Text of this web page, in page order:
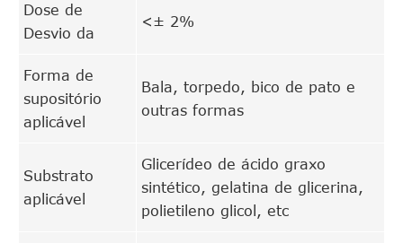
Dose de
Desvio da
<± 2%
Forma de
supositório
aplicável
Bala, torpedo, bico de pato e
outras formas
Substrato
aplicável
Glicerídeo de ácido graxo
sintético, gelatina de glicerina,
polietileno glicol, etc